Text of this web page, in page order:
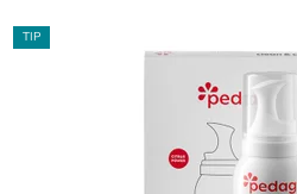
TIP